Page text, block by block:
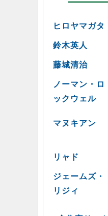
ヒロヤマガタ
鈴木英人
藤城清治
ノーマン・ロ
ックウェル
マヌキアン
リャド
ジェームズ・
リジィ